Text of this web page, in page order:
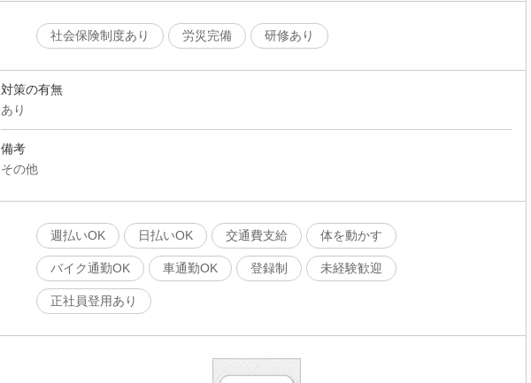
社会保険制度あり
労災完備 研修あり
対策の有無
あり
備考
その他
週払いOK
日払いOK 交通費支給 体を動かす
バイク通勤OK 車通勤OK 登録制 未経験歓迎
正社員登用あり